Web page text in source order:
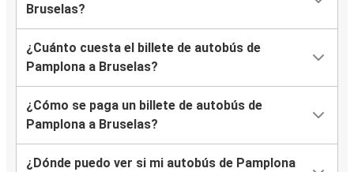
Bruselas?
¿Cuánto cuesta el billete de autobús de
Pamplona a Bruselas?
¿Cómo se paga un billete de autobús de
Pamplona a Bruselas?
¿Dónde puedo ver si mi autobús de Pamplona